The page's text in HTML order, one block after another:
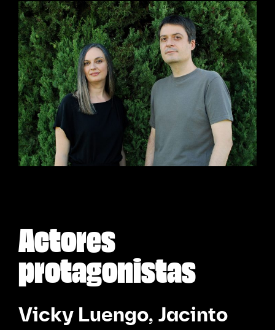
Actores
protagonistas
Vicky Luengo, Jacinto